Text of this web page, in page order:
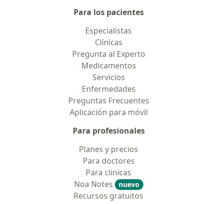
Para los pacientes
Especialistas
Clínicas
Pregunta al Experto
Medicamentos
Servicios
Enfermedades
Preguntas Frecuentes
Aplicación para móvil
Para profesionales
Planes y precios
Para doctores
Para clinicas
Noa Notes
nuevo
Recursos gratuitos